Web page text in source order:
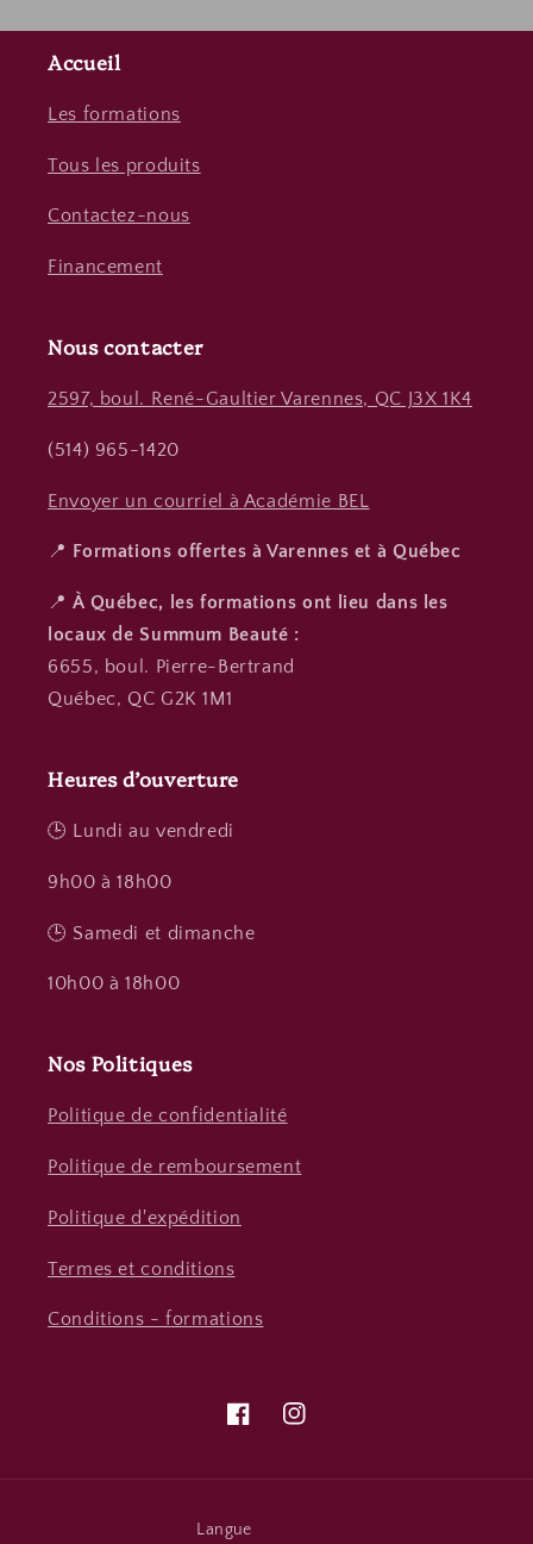
Accueil
Les formations
Tous les produits
Contactez-nous
Financement
Nous contacter
2597, boul. René-Gaultier Varennes, QC J3X 1K4
(514) 965-1420
Envoyer un courriel à Académie BEL
📍 Formations offertes à Varennes et à Québec
📍À Québec, les formations ont lieu dans les
locaux de Summum Beauté :
6655, boul. Pierre-Bertrand
Québec, QC G2K 1M1
Heures d’ouverture
🕒 Lundi au vendredi
9h00 à 18h00
🕒 Samedi et dimanche
10h00 à 18h00
Nos Politiques
Politique de confidentialité
Politique de remboursement
Politique d'expédition
Termes et conditions
Conditions - formations
FacebookInstagram
Langue